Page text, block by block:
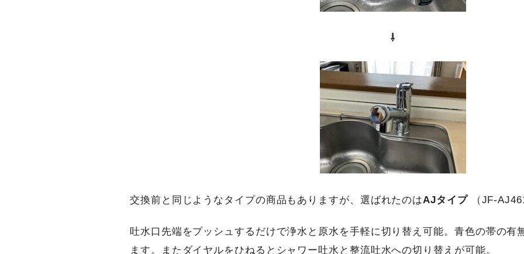
⇩
交換前と同じようなタイプの商品もありますが、選ばれたのはAJタイプ（JF-
吐水口先端をプッシュするだけで浄水と原水を手軽に切り替え可能。青色の帯の有
ます。またダイヤルをひねるとシャワー吐水と整流吐水への切り替えが可能。